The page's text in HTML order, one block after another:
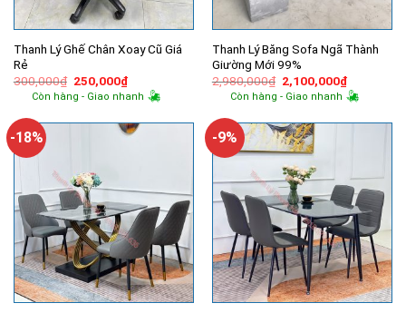
Thanh Lý Ghế Chân Xoay Cũ Giá
Rẻ
300,000₫ Giá
gốc
là:
250,000₫Giá
hiện
tại
250,000₫.
Còn hàng - Giao nhanh
Thanh Lý Băng Sofa Ngã Thành
Giường Mới 99%
2,980,000₫ Giá
gốc
là:
2,100,000₫Giá
hiện
tại
Còn hàng - Giao nhanh
-18% -9%